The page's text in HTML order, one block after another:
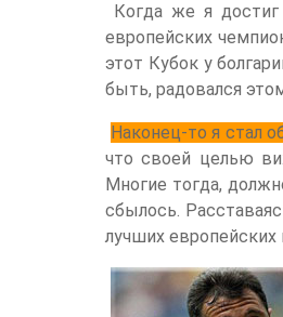
Когда же я достиг
европейских
этот Кубок у
быть, радовался
Наконец-то я стал
что своей целью
Многие тогда,
сбылось.
лучших